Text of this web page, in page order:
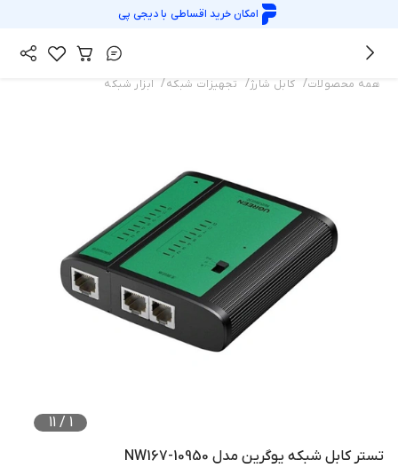
امکان خرید اقساطی بادیجی پی
همه محصولات/ کابل شارژ/ تجهیزات شبکه/ ابزار شبکه
1
/
11
تستر کابل شبکه یوگرین مدل NW167-10950